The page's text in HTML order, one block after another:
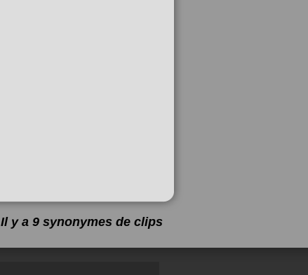
Il y a 9 synonymes de clips